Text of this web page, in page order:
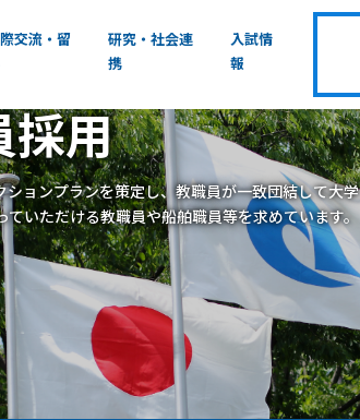
交流・留
研究・社会連
携
入試情
報
採用
ョンプランを策定し、教職員が一致団結して大学
いただける教職員や船舶職員等を求めています。